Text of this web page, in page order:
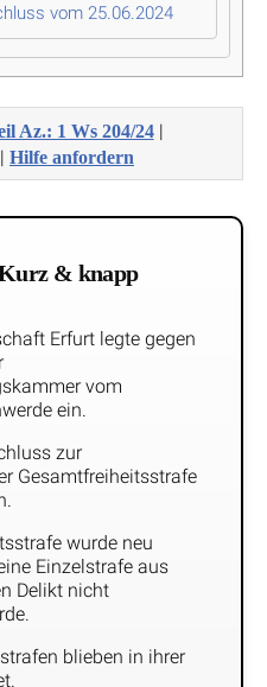
vom 25.06.2024
Az.: 1 Ws 204/24|
| Hilfe anfordern
& knapp
Erfurt legte gegen
vom
ein.
zur
Gesamtfreiheitsstrafe
wurde neu
Einzelstrafe aus
Delikt nicht
blieben in ihrer